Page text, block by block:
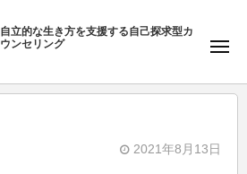
自立的な生き方を支援する自己探求型カ
ウンセリング
メ
ュ
ー
2021年8月13日